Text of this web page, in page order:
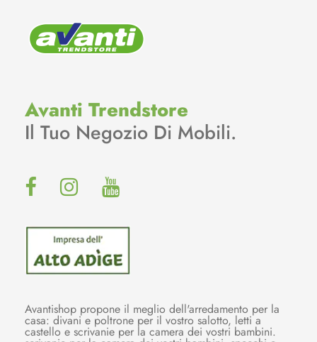
Avanti Trendstore
Il Tuo Negozio Di Mobili.
Avantishop propone il meglio dell'arredamento per la
casa: divani e poltrone per il vostro salotto, letti a
castello e scrivanie per la camera dei vostri bambini.